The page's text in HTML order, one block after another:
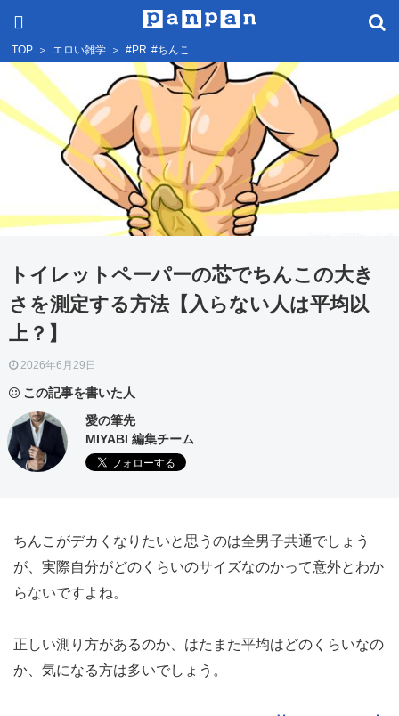
TOP ＞ エロい雑学 ＞ #PR #ちんこ
トイレットペーパーの芯でちんこの大き
さを測定する方法【入らない人は平均以
上？】
2026年6月29日
この記事を書いた人
愛の筆先
MIYABI 編集チーム
ちんこがデカくなりたいと思うのは全男子共通でしょう
が、実際自分がどのくらいのサイズなのかって意外とわか
らないですよね。
正しい測り方があるのか、はたまた平均はどのくらいなの
か、気になる方は多いでしょう。